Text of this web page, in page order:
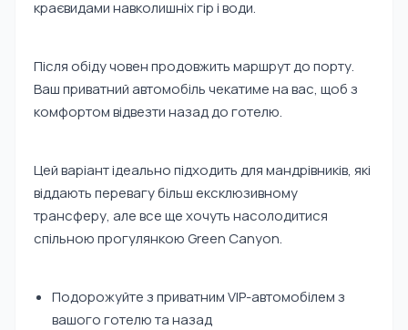
краєвидами навколишніх гір і води.
Після обіду човен продовжить маршрут до порту.
Ваш приватний автомобіль чекатиме на вас, щоб з
комфортом відвезти назад до готелю.
Цей варіант ідеально підходить для мандрівників, які
віддають перевагу більш ексклюзивному
трансферу, але все ще хочуть насолодитися
спільною прогулянкою Green Canyon.
Подорожуйте з приватним VIP-автомобілем з
вашого готелю та назад